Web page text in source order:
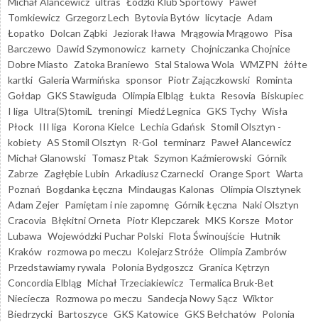
Tomkiewicz Grzegorz Lech Bytovia Bytów licytacje Adam
Łopatko Dolcan Ząbki Jeziorak Iława Mrągowia Mrągowo Pisa
Barczewo Dawid Szymonowicz karnety Chojniczanka Chojnice
Dobre Miasto Zatoka Braniewo Stal Stalowa Wola WMZPN żółte
kartki Galeria Warmińska sponsor Piotr Zajączkowski Rominta
Gołdap GKS Stawiguda Olimpia Elbląg Łukta Resovia Biskupiec
I liga Ultra(S)tomiL treningi Miedź Legnica GKS Tychy Wisła
Płock III liga Korona Kielce Lechia Gdańsk Stomil Olsztyn -
kobiety AS Stomil Olsztyn R-Gol terminarz Paweł Alancewicz
Michał Glanowski Tomasz Ptak Szymon Kaźmierowski Górnik
Zabrze Zagłębie Lubin Arkadiusz Czarnecki Orange Sport Warta
Poznań Bogdanka Łęczna Mindaugas Kalonas Olimpia Olsztynek
Adam Zejer Pamiętam i nie zapomnę Górnik Łęczna Naki Olsztyn
Cracovia Błękitni Orneta Piotr Klepczarek MKS Korsze Motor
Lubawa Wojewódzki Puchar Polski Flota Świnoujście Hutnik
Kraków rozmowa po meczu Kolejarz Stróże Olimpia Zambrów
Przedstawiamy rywala Polonia Bydgoszcz Granica Kętrzyn
Concordia Elbląg Michał Trzeciakiewicz Termalica Bruk-Bet
Nieciecza Rozmowa po meczu Sandecja Nowy Sącz Wiktor
Biedrzycki Bartoszyce GKS Katowice GKS Bełchatów Polonia